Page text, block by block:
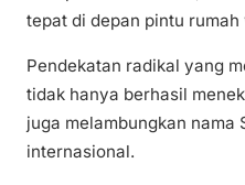
tepat di depan pintu rumah
Pendekatan radikal yang
tidak hanya berhasil
juga melambungkan nama
internasional.